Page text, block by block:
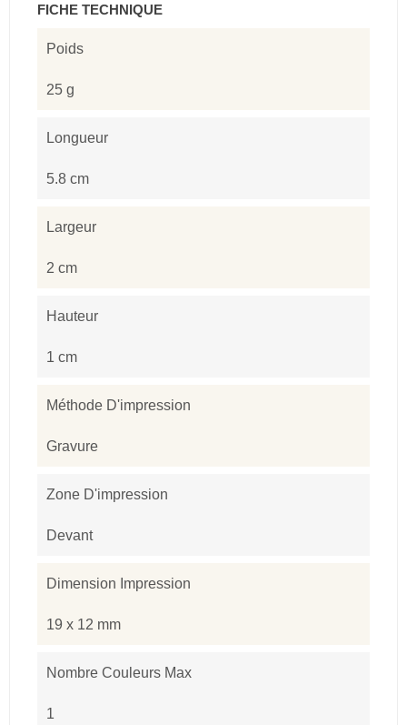
FICHE TECHNIQUE
Poids
25 g
Longueur
5.8 cm
Largeur
2 cm
Hauteur
1 cm
Méthode D'impression
Gravure
Zone D'impression
Devant
Dimension Impression
19 x 12 mm
Nombre Couleurs Max
1